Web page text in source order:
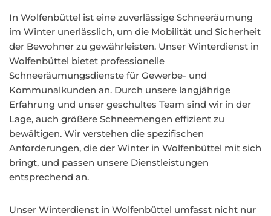
In Wolfenbüttel ist eine zuverlässige Schneeräumung
im Winter unerlässlich, um die Mobilität und Sicherheit
der Bewohner zu gewährleisten. Unser Winterdienst in
Wolfenbüttel bietet professionelle
Schneeräumungsdienste für Gewerbe- und
Kommunalkunden an. Durch unsere langjährige
Erfahrung und unser geschultes Team sind wir in der
Lage, auch größere Schneemengen effizient zu
bewältigen. Wir verstehen die spezifischen
Anforderungen, die der Winter in Wolfenbüttel mit sich
bringt, und passen unsere Dienstleistungen
entsprechend an.
Unser Winterdienst in Wolfenbüttel umfasst nicht nur